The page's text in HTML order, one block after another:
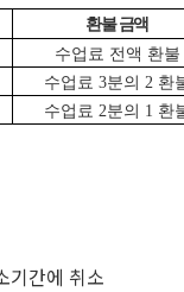
환불 금액
수업료 전액 환불
수업료 3분의 2 환
수업료 2분의 1 환
기간에 취소